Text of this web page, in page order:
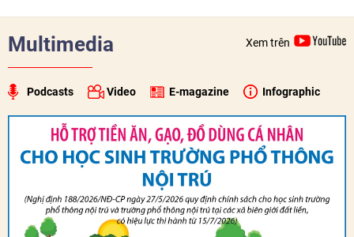
Multimedia Xem trên
Podcasts Video E-magazine Infographic